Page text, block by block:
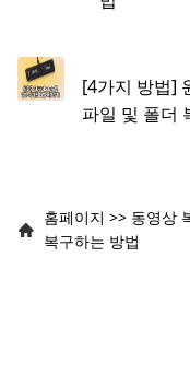
[4가지 방법]
파일 및 폴더
홈페이지 >> 동영상
복구하는 방법